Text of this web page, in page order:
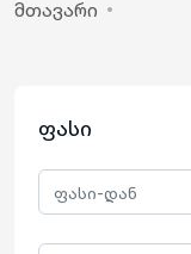
მთავარი
ფასი